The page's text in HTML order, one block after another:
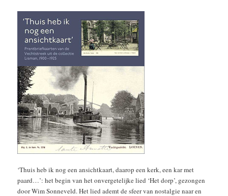
‘Thuis heb ik nog een ansichtkaart, daarop een kerk, een kar met
paard…’: het begin van het onvergetelijke lied ‘Het dorp’, gezongen
door Wim Sonneveld. Het lied ademt de sfeer van nostalgie naar en